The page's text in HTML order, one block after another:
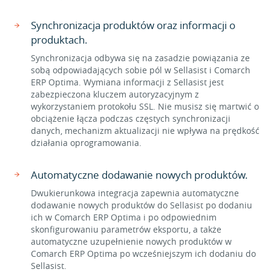
Synchronizacja produktów oraz informacji o
produktach.
Synchronizacja odbywa się na zasadzie powiązania ze
sobą odpowiadających sobie pól w Sellasist i Comarch
ERP Optima. Wymiana informacji z Sellasist jest
zabezpieczona kluczem autoryzacyjnym z
wykorzystaniem protokołu SSL. Nie musisz się martwić o
obciążenie łącza podczas częstych synchronizacji
danych, mechanizm aktualizacji nie wpływa na prędkość
działania oprogramowania.
Automatyczne dodawanie nowych produktów.
Dwukierunkowa integracja zapewnia automatyczne
dodawanie nowych produktów do Sellasist po dodaniu
ich w Comarch ERP Optima i po odpowiednim
skonfigurowaniu parametrów eksportu, a także
automatyczne uzupełnienie nowych produktów w
Comarch ERP Optima po wcześniejszym ich dodaniu do
Sellasist.